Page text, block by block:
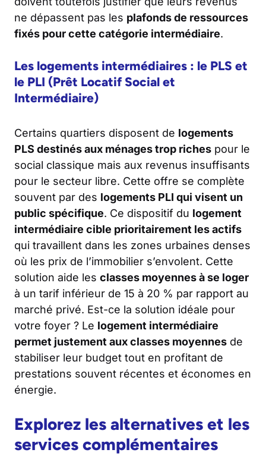
ne dépassent pas les plafonds de ressources
fixés pour cette catégorie intermédiaire.
Les logements intermédiaires : le PLS et
le PLI (Prêt Locatif Social et
Intermédiaire)
Certains quartiers disposent de logements
PLS destinés aux ménages trop riches pour le
social classique mais aux revenus insuffisants
pour le secteur libre. Cette offre se complète
souvent par des logements PLI qui visent un
public spécifique. Ce dispositif du logement
intermédiaire cible prioritairement les actifs
qui travaillent dans les zones urbaines denses
où les prix de l’immobilier s’envolent. Cette
solution aide les classes moyennes à se loger
à un tarif inférieur de 15 à 20 % par rapport au
marché privé. Est-ce la solution idéale pour
votre foyer ? Le logement intermédiaire
permet justement aux classes moyennes de
stabiliser leur budget tout en profitant de
prestations souvent récentes et économes en
énergie.
Explorez les alternatives et les
services complémentaires